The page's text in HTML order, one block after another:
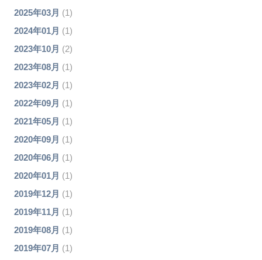
2025年03月 (1)
2024年01月 (1)
2023年10月 (2)
2023年08月 (1)
2023年02月 (1)
2022年09月 (1)
2021年05月 (1)
2020年09月 (1)
2020年06月 (1)
2020年01月 (1)
2019年12月 (1)
2019年11月 (1)
2019年08月 (1)
2019年07月 (1)